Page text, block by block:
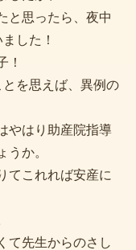
と思ったら、夜中
した！
！
を思えば、異例の
やはり助産院指導
うか。
てこれれば安産に
て先生からのさし